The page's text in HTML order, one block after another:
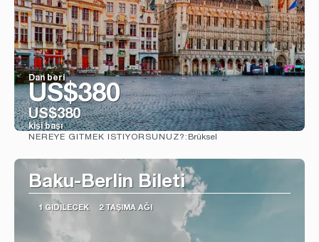
Dan beri
US$380
US$380
kişi başı
NEREYE GITMEK ISTIYORSUNUZ?: Brüksel
Baku-Berlin Bileti
1 GIDILECEK 2 TAŞIMA AĞI